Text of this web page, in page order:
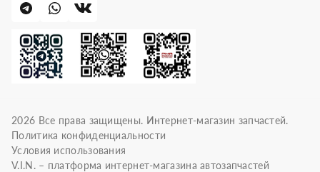
2026 Все права защищены. Интернет-магазин запчастей.
Политика конфиденциальности
Условия использования
V.I.N. – платформа интернет-магазина автозапчастей